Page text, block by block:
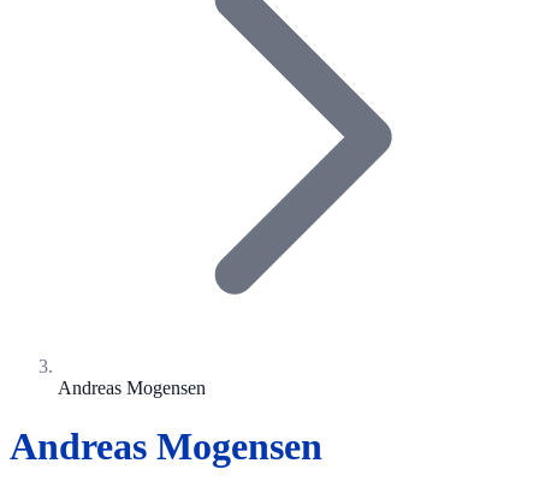
Andreas Mogensen
Andreas Mogensen